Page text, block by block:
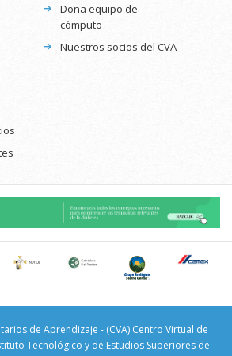
Dona equipo de
cómputo
Nuestros socios del CVA
de Aprendizaje - (CVA) Centro Virtual de
Tecnológico y de Estudios Superiores de